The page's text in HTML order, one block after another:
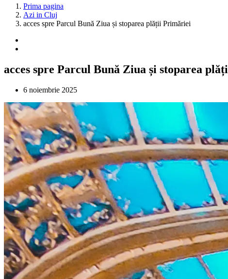
Prima pagina
Azi in Cluj
acces spre Parcul Bună Ziua și stoparea plății Primăriei
acces spre Parcul Bună Ziua și stoparea
6 noiembrie 2025